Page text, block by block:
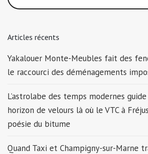
Articles récents
Yakalouer Monte-Meubles fait des
le raccourci des déménagements
L’astrolabe des temps modernes
horizon de velours là où le VTC à
poésie du bitume
Quand Taxi et Champigny-sur-Marne